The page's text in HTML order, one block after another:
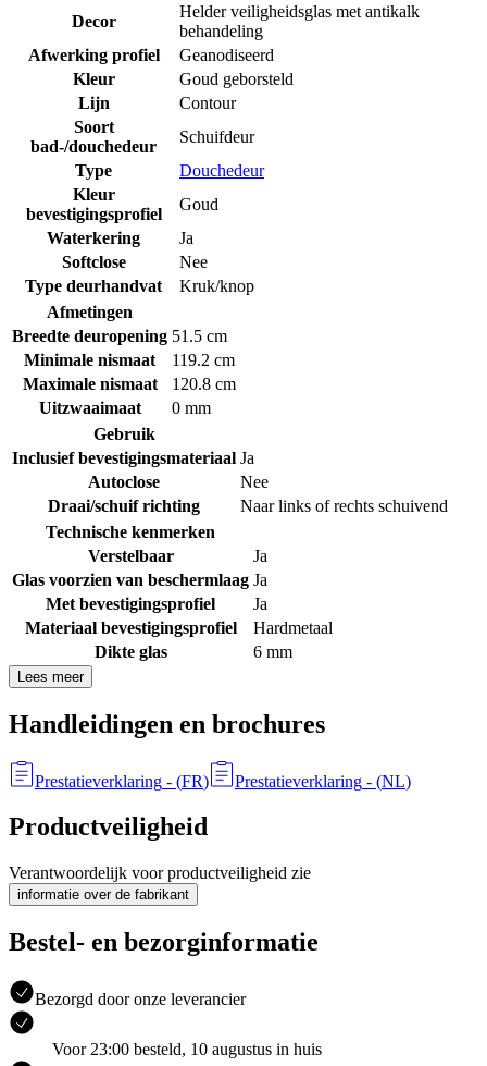
Decor
Helder veiligheidsglas met antikalk
behandeling
Afwerking profiel
Geanodiseerd
Kleur
Goud geborsteld
Lijn
Contour
Soort
bad-/douchedeur
Schuifdeur
Type
Douchedeur
Kleur
bevestigingsprofiel
Goud
Waterkering
Ja
Softclose
Nee
Type deurhandvat
Kruk/knop
Afmetingen
Breedte deuropening 51.5 cm
Minimale nismaat
119.2 cm
Maximale nismaat
120.8 cm
Uitzwaaimaat
0 mm
Gebruik
Inclusief bevestigingsmateriaal Ja
Autoclose
Nee
Draai/schuif richting
Naar links of rechts schuivend
Technische kenmerken
Verstelbaar
Ja
Glas voorzien van beschermlaag Ja
Met bevestigingsprofiel
Ja
Materiaal bevestigingsprofiel
Hardmetaal
Dikte glas
6 mm
Lees meer
Handleidingen en brochures
Prestatieverklaring - (FR) Prestatieverklaring - (NL)
Productveiligheid
Verantwoordelijk voor productveiligheid zie
informatie over de fabrikant
Bestel- en bezorginformatie
Bezorgd door onze leverancier
Voor 23:00 besteld, 10 augustus in huis